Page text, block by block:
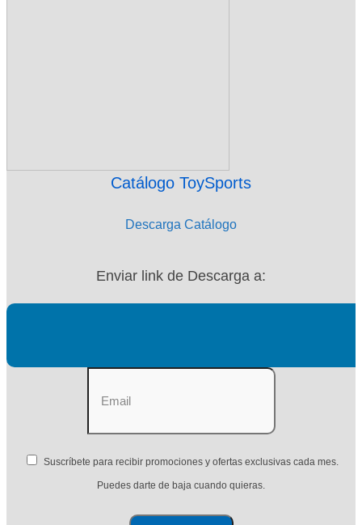
Catálogo ToySports
Descarga Catálogo
Enviar link de Descarga a:
Suscríbete para recibir promociones y ofertas exclusivas cada mes.
Puedes darte de baja cuando quieras.